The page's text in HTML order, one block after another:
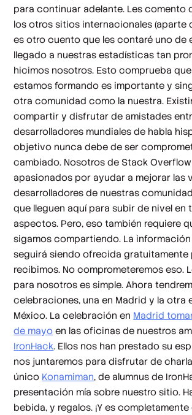
para continuar adelante. Les comento
los otros sitios internacionales (aparte
es otro cuento que les contaré uno de
llegado a nuestras estadísticas tan
hicimos nosotros. Esto comprueba
estamos formando es importante y
otra comunidad como la nuestra.
compartir y disfrutar de amistades
desarrolladores mundiales de habla
objetivo nunca debe de ser
cambiado. Nosotros de Stack
apasionados por ayudar a mejorar las
desarrolladores de nuestras
que lleguen aquí para subir de nivel en
aspectos. Pero, eso también requiere
sigamos compartiendo. La
seguirá siendo ofrecida gratuitamente
recibimos. No comprometeremos eso.
para nosotros es simple. Ahora
celebraciones, una en Madrid y la otra
México. La celebración en Madrid
de mayo en las oficinas de nuestros
IronHack. Ellos nos han prestado su
nos juntaremos para disfrutar de
único Konamiman, de alumnus de
presentación mía sobre nuestro sitio.
bebida, y regalos. ¡Y es